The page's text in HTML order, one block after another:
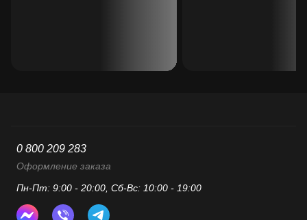
0 800 209 283
Оформление заказа
Пн-Пт: 9:00 - 20:00, Сб-Вс: 10:00 - 19:00